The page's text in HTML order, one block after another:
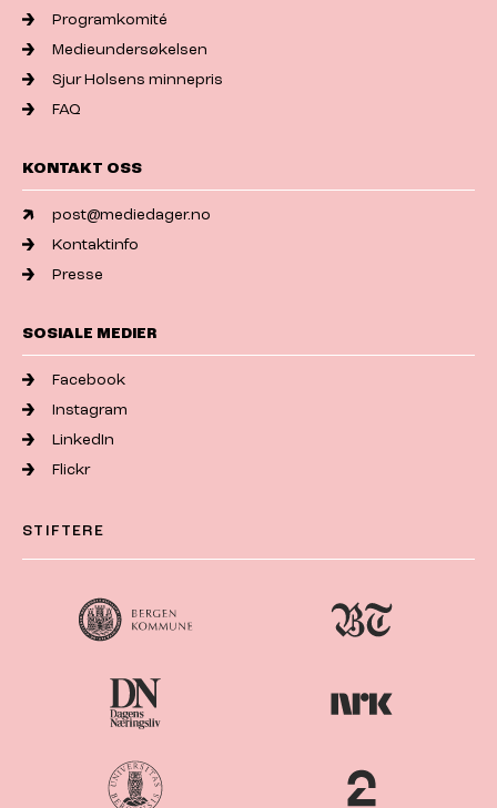
Programkomité
Medieundersøkelsen
Sjur Holsens minnepris
FAQ
KONTAKT OSS
post@mediedager.no
Kontaktinfo
Presse
SOSIALE MEDIER
Facebook
Instagram
LinkedIn
Flickr
STIFTERE